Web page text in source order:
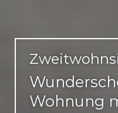
Wohnung